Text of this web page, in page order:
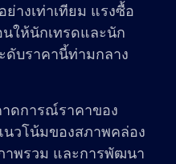
างเท่าเทียม แรงซื้อ
ให้นักเทรดและนัก
ดับราคานี้ท่ามกลาง
ดการณ์ราคาของ
วโน้มของสภาพคล่อง
พรวม และการพัฒนา